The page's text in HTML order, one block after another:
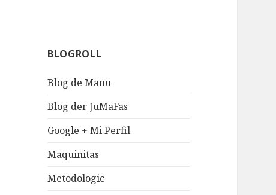
BLOGROLL
Blog de Manu
Blog der JuMaFas
Google + Mi Perfil
Maquinitas
Metodologic